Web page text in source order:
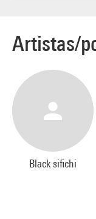
Artistas/
Black sifichi